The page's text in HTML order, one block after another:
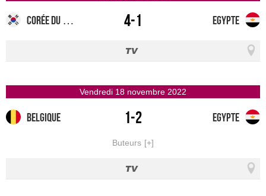
Corée du sud 4-1 Egypte
vendredi 18 novembre 2022
Belgique 1-2 Egypte
Buteurs